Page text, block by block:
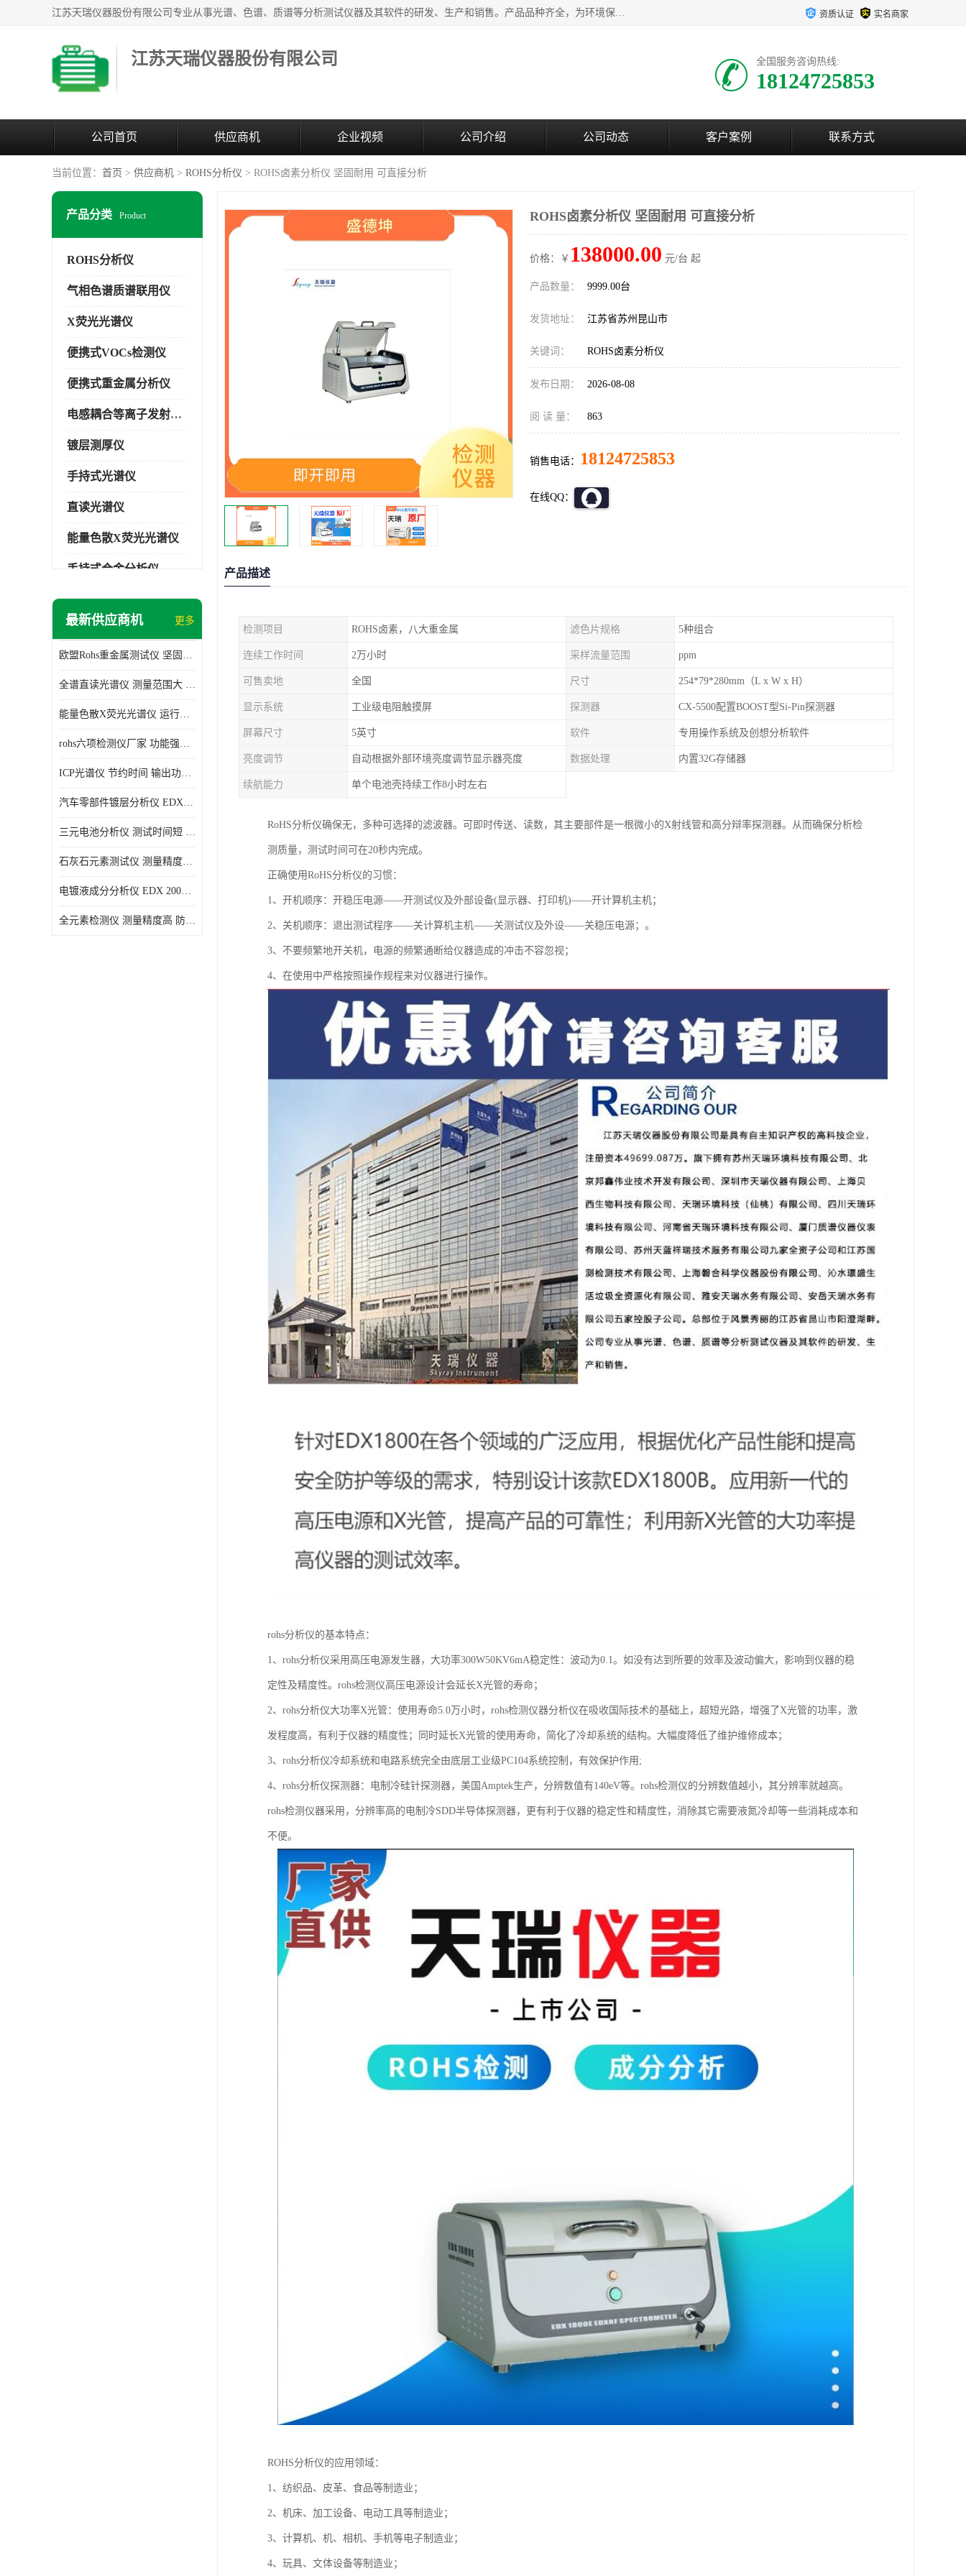
江苏天瑞仪器股份有限公司专业从事光谱、色谱、质谱等分析测试仪器及其软件的研发、生产和销售。产品品种齐全，为环境保护与安全、工业测试与分析及其它领域提供专业解决方案。 为客户提供更加先进的产品和更加满意的服务。 资质认证 实名商家
江苏天瑞仪器股份有限公司 全国服务咨询热线:
18124725853
公司首页 供应商机 企业视频 公司介绍 公司动态 客户案例 联系方式
当前位置： 首页 > 供应商机 > ROHS分析仪 > ROHS卤素分析仪 坚固耐用 可直接分析
产品分类 Product
ROHS分析仪
气相色谱质谱联用仪
X荧光光谱仪
便携式VOCs检测仪
便携式重金属分析仪
电感耦合等离子发射光谱仪
镀层测厚仪
手持式光谱仪
直读光谱仪
能量色散X荧光光谱仪
手持式合金分析仪
手持式矿石分析仪
光电直读光谱仪
便携式水质重金属检测仪
最新供应商机 更多
欧盟Rohs重金属测试仪 坚固耐用 测试结果清晰显示
全谱直读光谱仪 测量范围大 抗干扰性能好
能量色散X荧光光谱仪 运行稳定性高 方便样品的测量
rohs六项检测仪厂家 功能强大 可直接分析
ICP光谱仪 节约时间 输出功率稳定
汽车零部件镀层分析仪 EDX600PLUS 自动谱线识别
三元电池分析仪 测试时间短 体积小 方便便携
石灰石元素测试仪 测量精度高 测量方便 快捷
电镀液成分分析仪 EDX 2000A 测量 穿透力强
全元素检测仪 测量精度高 防尘 防水性能好
ROHS卤素分析仪 坚固耐用 可直接分析
价格：￥ 138000.00 元/台 起
产品数量： 9999.00台
发货地址： 江苏省苏州昆山市
关键词： ROHS卤素分析仪
发布日期： 2026-08-08
阅 读 量： 863
销售电话： 18124725853
在线QQ：
产品描述
检测项目 ROHS卤素，八大重金属 滤色片规格 5种组合
连续工作时间 2万小时 采样流量范围 ppm
可售卖地 全国 尺寸 254*79*280mm（L x W x H）
显示系统 工业级电阻触摸屏 探测器 CX-5500配置BOOST型Si-Pin探测器
屏幕尺寸 5英寸 软件 专用操作系统及创想分析软件
亮度调节 自动根据外部环境亮度调节显示器亮度 数据处理 内置32G存储器
续航能力 单个电池壳持续工作8小时左右
RoHS分析仪确保无，多种可选择的滤波器。可即时传送、读数，其主要部件是一根微小的X射线管和高分辩率探测器。从而确保分析检
测质量，测试时间可在20秒内完成。
正确使用RoHS分析仪的习惯：
1、开机顺序：开稳压电源——开测试仪及外部设备(显示器、打印机)——开计算机主机；
2、关机顺序：退出测试程序——关计算机主机——关测试仪及外设——关稳压电源；。
3、不要频繁地开关机，电源的频繁通断给仪器造成的冲击不容忽视；
4、在使用中严格按照操作规程来对仪器进行操作。
rohs分析仪的基本特点：
1、rohs分析仪采用高压电源发生器，大功率300W50KV6mA稳定性：波动为0.1。如没有达到所要的效率及波动偏大，影响到仪器的稳
定性及精度性。rohs检测仪高压电源设计会延长X光管的寿命；
2、rohs分析仪大功率X光管：使用寿命5.0万小时，rohs检测仪器分析仪在吸收国际技术的基础上，超短光路，增强了X光管的功率，激
发程度高，有利于仪器的精度性；同时延长X光管的使用寿命，简化了冷却系统的结构。大幅度降低了维护维修成本；
3、rohs分析仪冷却系统和电路系统完全由底层工业级PC104系统控制，有效保护作用;
4、rohs分析仪探测器：电制冷硅针探测器，美国Amptek生产，分辨数值有140eV等。rohs检测仪的分辨数值越小，其分辨率就越高。
rohs检测仪器采用，分辨率高的电制冷SDD半导体探测器，更有利于仪器的稳定性和精度性，消除其它需要液氮冷却等一些消耗成本和
不便。
ROHS分析仪的应用领域：
1、纺织品、皮革、食品等制造业；
2、机床、加工设备、电动工具等制造业；
3、计算机、机、相机、手机等电子制造业；
4、玩具、文体设备等制造业；